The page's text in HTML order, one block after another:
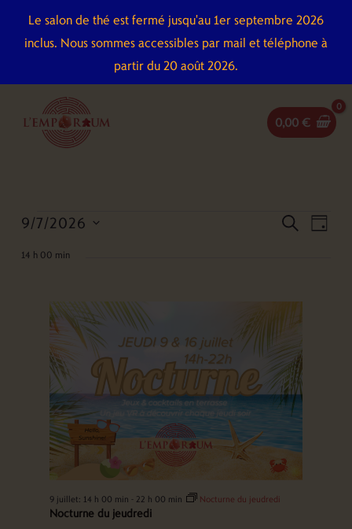
Le salon de thé est fermé jusqu'au 1er septembre 2026
inclus. Nous sommes accessibles par mail et téléphone à
partir du 20 août 2026.
contenu
0,00 €
Évènements
9
Recherche
vues
Évènements
jour
9/7/2026
14 h 00 min
Nocturne du jeudredi
9 juillet: 14 h 00 min - 22 h 00 min Nocturne du jeudredi